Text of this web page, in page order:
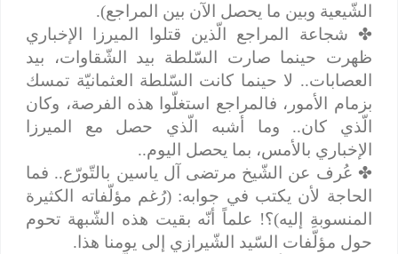
الشّيعية وبين ما يحصل الآن بين المراجع).
✤شجاعة المراجع الّذين قتلوا الميرزا الإخباري
ظهرت حينما صارت السّلطة بيد الشّقاوات، بيد
العصابات.. لا حينما كانت السّلطة العثمانيّة تمسك
بزمام الأمور، فالمراجع استغلّوا هذه الفرصة، وكان
الّذي كان.. وما أشبه الّذي حصل مع الميرزا
الإخباري بالأمس، بما يحصل اليوم..
✤عُرف عن الشّيخ مرتضى آل ياسين بالتّورّع.. فما
الحاجة لأن يكتب في جوابه: (رُغم مؤلّفاته الكثيرة
المنسوبةِ إليه)؟! علماً أنّه بقيت هذه الشّبهة تحوم
حول مؤلّفات السّيد الشّيرازي إلى يومنا هذا.